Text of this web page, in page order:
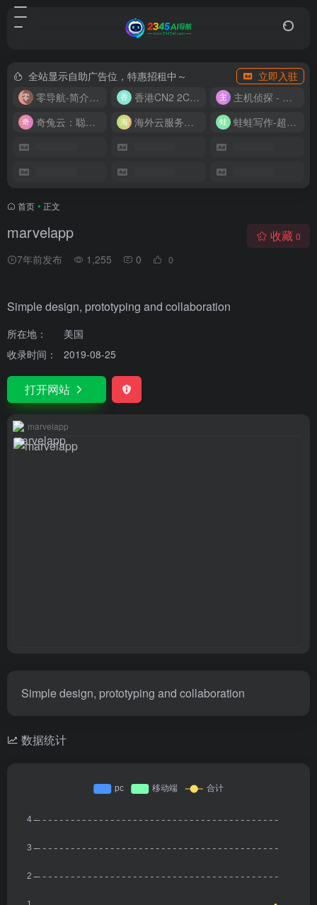
全站显示自助广告位，特惠招租中～
立即入驻
零导航-简介实用的网址导航
香港CN2 2C2G20M 9.9/月
主机侦探 - 少花钱，用好云
奇兔云：聪明人的“省”钱计划！
海外云服务器全网最低价 蛙蛙写作-超级AI智能写作助手
首页 • 正文
marvelapp
7年前发布 1,255 0 0
收藏 0
Simple design, prototyping and collaboration
所在地：
美国
收录时间：
2019-08-25
打开网站
marvelapp
Simple design, prototyping and collaboration
数据统计